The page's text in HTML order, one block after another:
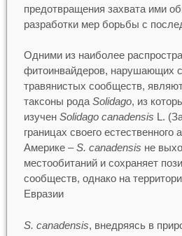
предотвращения захвата ими
разработки мер борьбы с
Одними из наиболее
фитоинвайдеров, нарушающих
травянистых сообществ,
таксоны рода Solidago, из
изучен Solidago canadensis L.
границах своего
Америке –S. canadensis не
местообитаний и сохраняет
сообществ, однако на
Евразии
S. canadensis, внедряясь в